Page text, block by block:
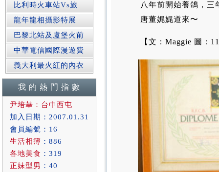
比利時火車站Vs旅
龍年龍相攝影特展
巴黎北站及盧堡火前
中華電信國際漫遊費
義大利最火紅的內衣
我 的 熱 門 指 數
尹培華：台中西屯
加入日期：2007.01.31
會員編號：16
生活相簿 ：886
各地美食 ：319
正妹型男 ：40
八年前開始養鴿，三
唐董娓娓道來〜
【文：Maggie 圖：